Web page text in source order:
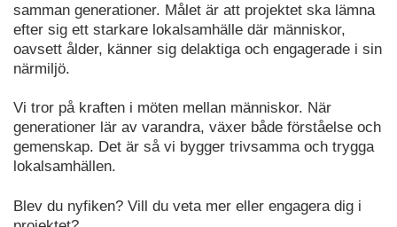
samman generationer. Målet är att projektet ska lämna
efter sig ett starkare lokalsamhälle där människor,
oavsett ålder, känner sig delaktiga och engagerade i sin
närmiljö.
Vi tror på kraften i möten mellan människor. När
generationer lär av varandra, växer både förståelse och
gemenskap. Det är så vi bygger trivsamma och trygga
lokalsamhällen.
Blev du nyfiken? Vill du veta mer eller engagera dig i